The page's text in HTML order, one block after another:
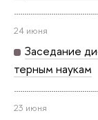
24 июня
Заседание
тер­ным наукам
23 июня